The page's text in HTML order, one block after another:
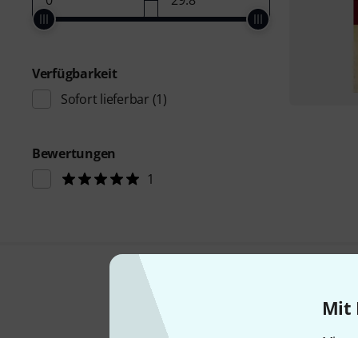
Mit
Verfügbarkeit
Sofort lieferbar (1)
Bewertungen
1